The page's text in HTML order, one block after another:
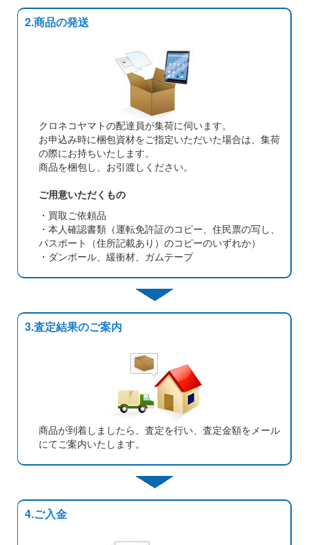
2.商品の発送
クロネコヤマトの配達員が集荷に伺います。
お申込み時に梱包資材をご指定いただいた場合は、集荷
の際にお持ちいたします。
商品を梱包し、お引渡しください。
ご用意いただくもの
・買取ご依頼品
・本人確認書類（運転免許証のコピー、住民票の写し、
パスポート（住所記載あり）のコピーのいずれか）
・ダンボール、緩衝材、ガムテープ
3.査定結果のご案内
商品が到着しましたら、査定を行い、査定金額をメール
にてご案内いたします。
4.ご入金